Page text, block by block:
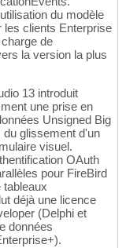
du modèle
les clients Enterprise
de
la version la plus
13 introduit
une prise en
Unsigned Big
du glissement d'un
visuel.
OAuth
pour FireBird
tableaux
déjà une licence
(Delphi et
données